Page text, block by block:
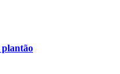
plantão